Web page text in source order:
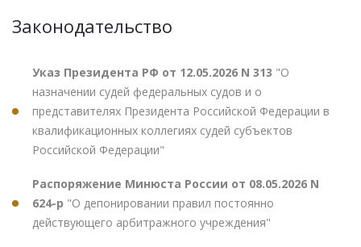
Законодательство
Указ Президента РФ от 12.05.2026 N 313 "О
назначении судей федеральных судов и о
представителях Президента Российской Федерации в
квалификационных коллегиях судей субъектов
Российской Федерации"
Распоряжение Минюста России от 08.05.2026 N
624-р "О депонировании правил постоянно
действующего арбитражного учреждения"